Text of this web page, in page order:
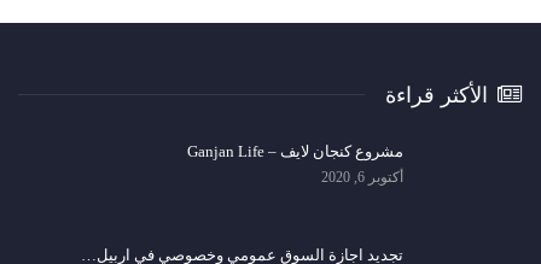
الأكثر قراءة
مشروع كنجان لايف – Ganjan Life
أكتوبر 6, 2020
تجديد اجازة السوق عمومي وخصوصي في اربيل…